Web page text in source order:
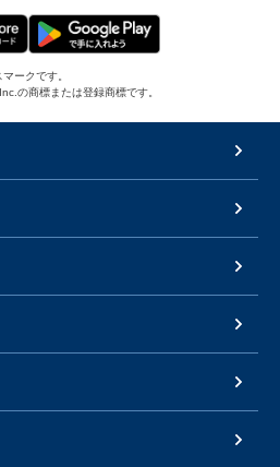
ークです。
の商標または登録商標です。